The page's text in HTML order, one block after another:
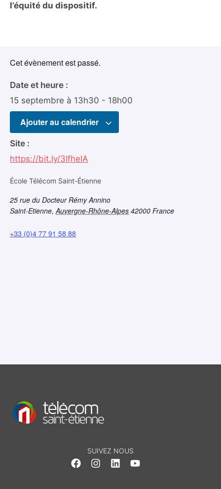
l’équité du dispositif.
Cet évènement est passé.
Date et heure :
15 septembre à 13h30 - 18h00
Ajouter au calendrier
Site :
https://bit.ly/3IfheIA
École Télécom Saint-Étienne
25 rue du Docteur Rémy Annino
Saint-Etienne, Auvergne-Rhône-Alpes 42000 France
+33 (0)4 77 91 58 88
SUIVEZ NOUS